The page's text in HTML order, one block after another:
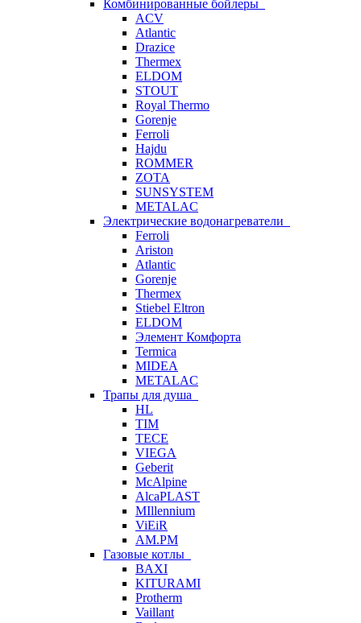
Комбинированные бойлеры
ACV
Atlantic
Drazice
Thermex
ELDOM
STOUT
Royal Thermo
Gorenje
Ferroli
Hajdu
ROMMER
ZOTA
SUNSYSTEM
METALAC
Электрические водонагреватели
Ferroli
Ariston
Atlantic
Gorenje
Thermex
Stiebel Eltron
ELDOM
Элемент Комфорта
Termica
MIDEA
METALAC
Трапы для душа
HL
TIM
TECE
VIEGA
Geberit
McAlpine
AlcaPLAST
MIllennium
ViEiR
AM.PM
Газовые котлы
BAXI
KITURAMI
Protherm
Vaillant